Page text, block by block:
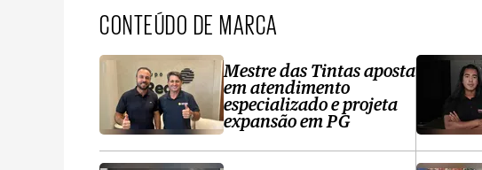
CONTEÚDO DE MARCA
Mestre das Tintas aposta
em atendimento
especializado e projeta
expansão em PG